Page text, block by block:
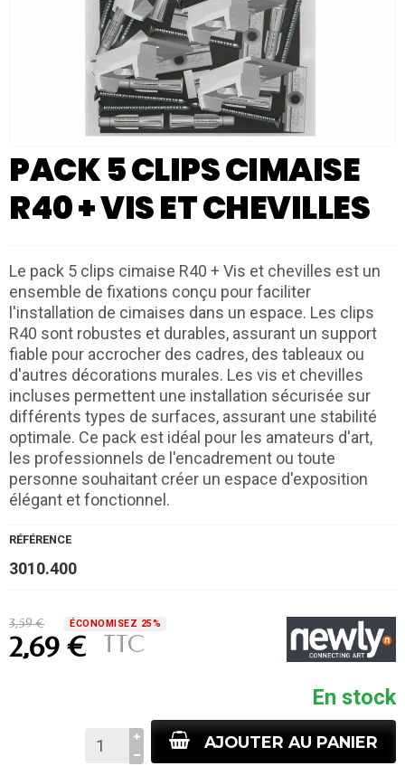
PACK 5 CLIPS CIMAISE
R40 + VIS ET CHEVILLES
Le pack 5 clips cimaise R40 + Vis et chevilles est un
ensemble de fixations conçu pour faciliter
l'installation de cimaises dans un espace. Les clips
R40 sont robustes et durables, assurant un support
fiable pour accrocher des cadres, des tableaux ou
d'autres décorations murales. Les vis et chevilles
incluses permettent une installation sécurisée sur
différents types de surfaces, assurant une stabilité
optimale. Ce pack est idéal pour les amateurs d'art,
les professionnels de l'encadrement ou toute
personne souhaitant créer un espace d'exposition
élégant et fonctionnel.
RÉFÉRENCE
3010.400
3,59 € ÉCONOMISEZ 25%
2,69 € TTC
En stock
AJOUTER AU PANIER